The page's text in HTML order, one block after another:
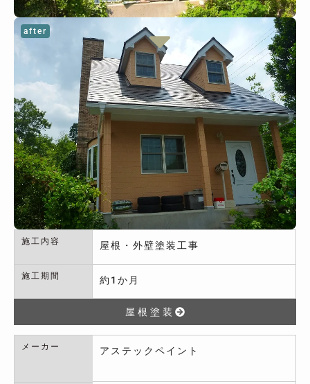
after
施工内容 屋根・外壁塗装工事
施工期間 約1か月
屋根塗装
メーカー アステックペイント